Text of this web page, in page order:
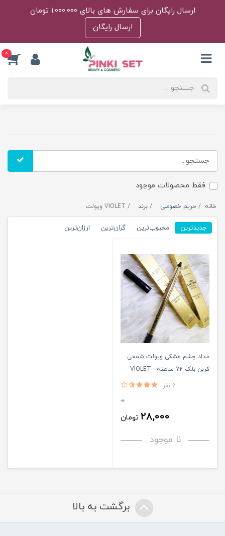
ارسال رایگان برای سفارش های بالای 1.000.000 تومان
ارسال رایگان
0
فقط محصولات موجود
خانه حریم خصوصی برند VIOLET ویولت
جدیدترین محبوب‌ترین گران‌ترین ارزان‌ترین
مداد چشم مشکی ویولت شمعی
کربن بلک 72 ساعته - VIOLET
6 نفر
0
28,000 تومان
نا موجود
برگشت به بالا